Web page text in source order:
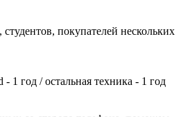
покупателей нескольких
1 год / остальная техника - 1 год